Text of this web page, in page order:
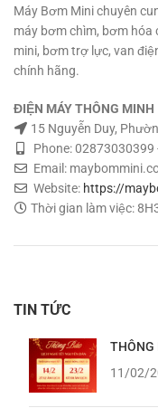
Máy Bơm Mini chuyên
máy bơm chìm, bơm
mini, bơm trợ lực, van
chính hãng.
ĐIỆN MÁY THÔNG MINH
15 Nguyễn Duy,
Phone:
Email:
Website: https://
Thời gian làm việc:
TIN TỨC
THÔNG
11/02/